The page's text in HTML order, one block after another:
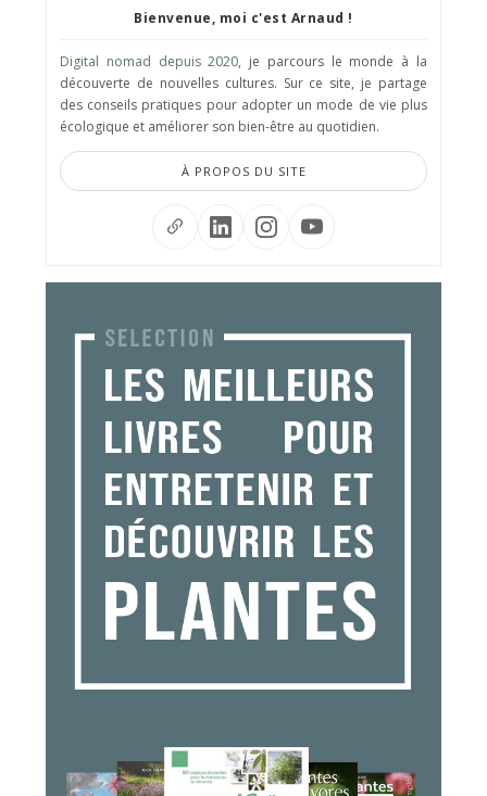
Bienvenue, moi c'est Arnaud !
Digital nomad depuis 2020, je parcours le monde à la
découverte de nouvelles cultures. Sur ce site, je partage
des conseils pratiques pour adopter un mode de vie plus
écologique et améliorer son bien-être au quotidien.
À PROPOS DU SITE